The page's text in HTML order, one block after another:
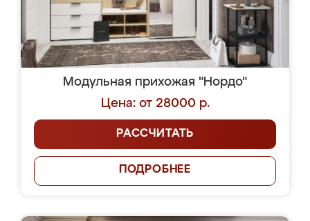
Модульная прихожая "Нордо"
Цена: от 28000 р.
РАССЧИТАТЬ
ПОДРОБНЕЕ